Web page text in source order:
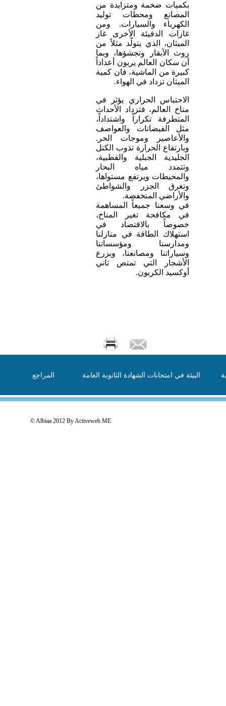
بكميات ضخمة ومتزايدة من
المصانع ومحطات توليد
الكهرباء والسيارات. ومن
غازات الدفيئة الأخرى غاز
الميثان، الذي يتولّد مثلاً من
روث الأبقار وتجشؤها، وبما
أن سكان العالم يربون أعداداً
كبيرة من الماشية، فان كمية
الميثان تزداد في الهواء.
الاحتباس الحراري يؤثر في
مناخ العالم، فتزداد الأحداث
المتطرفة تكراراً واشتداداً،
مثل الفيضانات والعواصف
والأعاصير وموجات الحر.
وبارتفاع الحرارة تذوب الكتل
الجليدية الجبلية والقطبية،
وتتمدد مياه البحار
والمحيطات ويرتفع مستواها،
وتغرق الجزر والشواطئ
والأراضي المنخفضة.
في وسعنا جميعاً المساهمة
في مكافحة تغير المناخ،
خصوصاً بالاقتصاد في
استهلاك الطاقة في منازلنا
ومدارسنا ومؤسساتنا
وسياراتنا ومصانعنا، وبزرع
الأشجار التي تمتص ثاني
أوكسيد الكربون.
المراجع البيئة في امتحانات الشهادة الثانوبة العامة
© Albiaa 2012 ByActiveweb ME